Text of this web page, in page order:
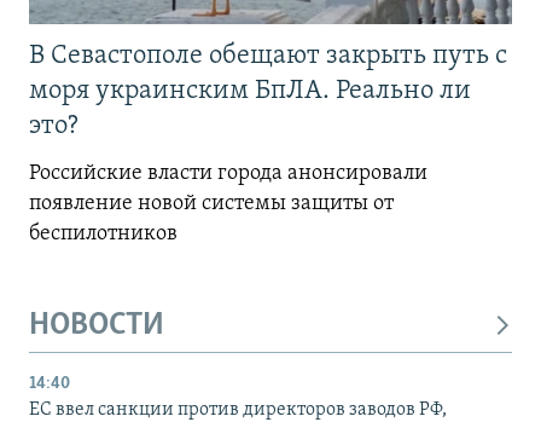
В Севастополе обещают закрыть путь с
моря украинским БпЛА. Реально ли
это?
Российские власти города анонсировали
появление новой системы защиты от
беспилотников
НОВОСТИ
14:40
ЕС ввел санкции против директоров заводов РФ,